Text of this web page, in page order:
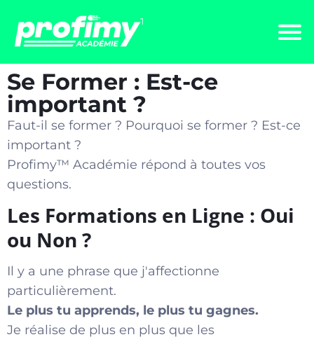
Se Former : Est-ce
important ?
Faut-il se former ? Pourquoi se former ? Est-ce
important ?
Profimy™️ Académie répond à toutes vos
questions.
Les Formations en Ligne : Oui
ou Non ?
Il y a une phrase que j'affectionne
particulièrement.
Le plus tu apprends, le plus tu gagnes.
Je réalise de plus en plus que les